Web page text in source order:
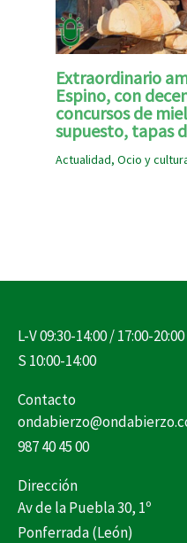
Extraordinario
Espino, con
concursos de
supuesto, tapas
Actualidad, Ocio y
L-V 09:30-14:00 / 17:00-20:00
S 10:00-14:00
Contacto
987 40 45 00
Dirección
Av de la Puebla 30, 1º
Ponferrada (León)